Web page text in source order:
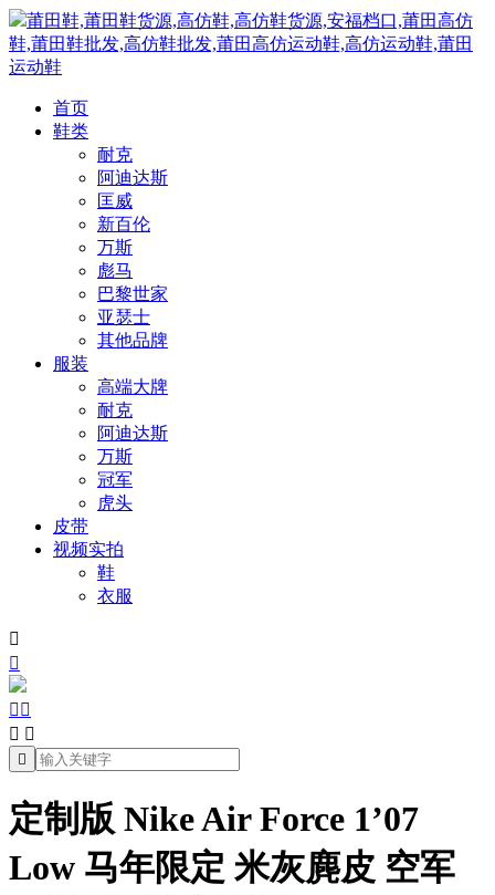
莆田鞋,莆田鞋货源,高仿鞋,高仿鞋货源,安福档口,莆田高仿
鞋,莆田鞋批发,高仿鞋批发,莆田高仿运动鞋,高仿运动鞋,莆田
运动鞋
首页
鞋类
耐克
阿迪达斯
匡威
新百伦
万斯
彪马
巴黎世家
亚瑟士
其他品牌
服装
高端大牌
耐克
阿迪达斯
万斯
冠军
虎头
皮带
视频实拍
鞋
衣服


 
 

定制版 Nike Air Force 1’07
Low 马年限定 米灰麂皮 空军